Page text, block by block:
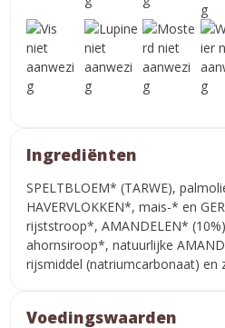
Ingrediënten
SPELTBLOEM* (TARWE),
HAVERVLOKKEN*, mais-* en
rijststroop*, AMANDELEN*
ahornsiroop*, natuurlijke
rijsmiddel (natriumcarbonaat) en
Voedingswaarden